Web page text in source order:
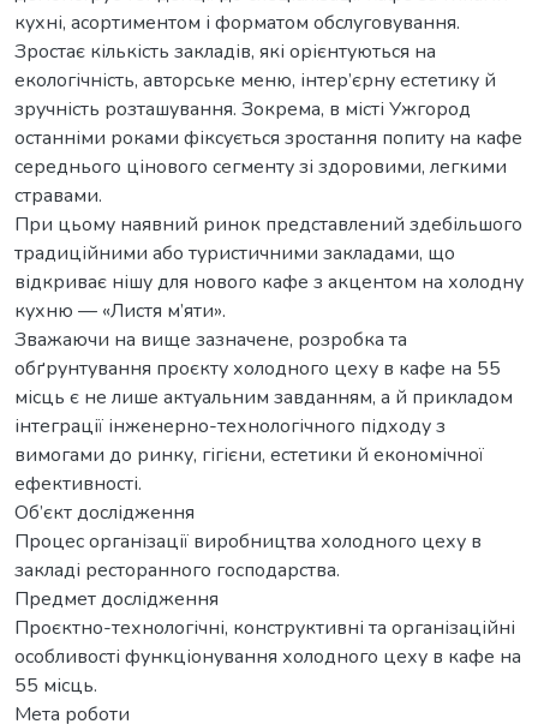
кухні, асортиментом і форматом обслуговування.
Зростає кількість закладів, які орієнтуються на
екологічність, авторське меню, інтер’єрну естетику й
зручність розташування. Зокрема, в місті Ужгород
останніми роками фіксується зростання попиту на кафе
середнього цінового сегменту зі здоровими, легкими
стравами.
При цьому наявний ринок представлений здебільшого
традиційними або туристичними закладами, що
відкриває нішу для нового кафе з акцентом на холодну
кухню — «Листя м’яти».
Зважаючи на вище зазначене, розробка та
обґрунтування проєкту холодного цеху в кафе на 55
місць є не лише актуальним завданням, а й прикладом
інтеграції інженерно-технологічного підходу з
вимогами до ринку, гігієни, естетики й економічної
ефективності.
Об’єкт дослідження
Процес організації виробництва холодного цеху в
закладі ресторанного господарства.
Предмет дослідження
Проєктно-технологічні, конструктивні та організаційні
особливості функціонування холодного цеху в кафе на
55 місць.
Мета роботи